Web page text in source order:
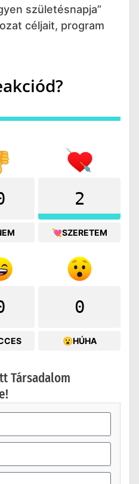
születésnapja”
céljait, program
2
💘SZERETEM
0
😮HÚHA
Társadalom